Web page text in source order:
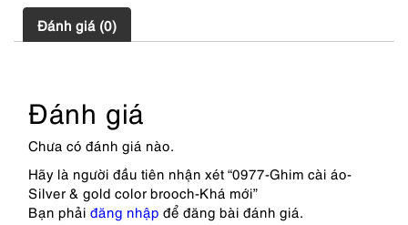
Đánh giá (0)
Đánh giá
Chưa có đánh giá nào.
Hãy là người đầu tiên nhận xét “0977-Ghim cài áo-
Silver & gold color brooch-Khá mới”
Bạn phải đăng nhập để đăng bài đánh giá.